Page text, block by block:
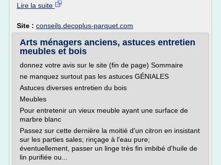
Lire la suite
Site : conseils.decoplus-parquet.com
Arts ménagers anciens, astuces entretien
meubles et bois
donnez votre avis sur le site (fin de page) Sommaire
ne manquez surtout pas les astuces GÉNIALES
Astuces diverses entretien du bois
Meubles
Pour entretenir un vieux meuble ayant une surface de
marbre blanc
Passez sur cette dernière la moitié d'un citron en insistant
sur les parties sales; rinçage à l'eau pure;
éventuellement, passer un linge très fin imbibé d'huile de
lin purifiée ou...